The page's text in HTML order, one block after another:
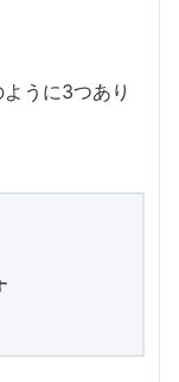
うに3つあり